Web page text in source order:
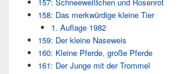
158: Das merkwürdige kleine Tier
1. Auflage 1982
159: Der kleine Naseweis
160: Kleine Pferde, große Pferde
161: Der Junge mit der Trommel